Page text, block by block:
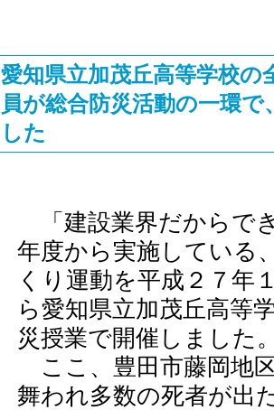
愛知県立加茂丘高等学校の
員が総合防災活動の一環
した
「建設業界だからで
年度から実施している
くり運動を平成２７年
ら愛知県立加茂丘高等
災授業で開催しました
ここ、豊田市藤岡地
舞われ多数の死者が出